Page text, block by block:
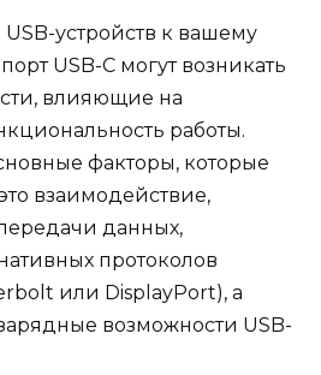
устройств к вашему
USB-C могут возникать
влияющие на
работы.
факторы, которые
взаимодействие,
данных,
протоколов
или DisplayPort), а
возможности USB-